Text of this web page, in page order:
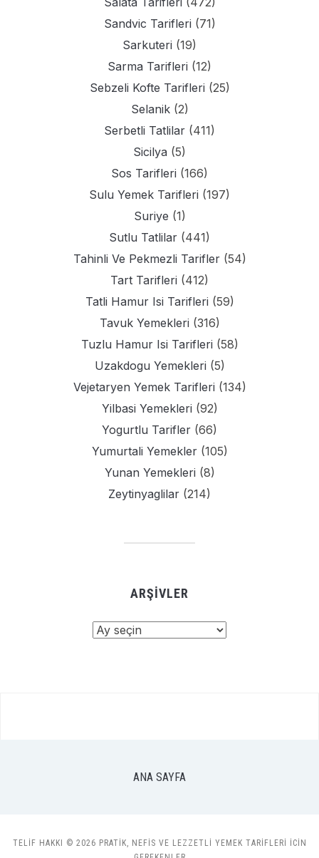
Sandvic Tarifleri (71)
Sarkuteri (19)
Sarma Tarifleri (12)
Sebzeli Kofte Tarifleri (25)
Selanik(2)
Serbetli Tatlilar (411)
Sicilya (5)
Sos Tarifleri (166)
Sulu Yemek Tarifleri (197)
Suriye (1)
Sutlu Tatlilar (441)
Tahinli Ve Pekmezli Tarifler(54)
Tart Tarifleri (412)
Tatli Hamur Isi Tarifleri (59)
Tavuk Yemekleri (316)
Tuzlu Hamur Isi Tarifleri (58)
Uzakdogu Yemekleri (5)
Vejetaryen Yemek Tarifleri (134)
Yilbasi Yemekleri (92)
Yogurtlu Tarifler (66)
Yumurtali Yemekler(105)
Yunan Yemekleri (8)
Zeytinyaglilar (214)
ARŞIVLER
ANA SAYFA
TELIF HAKKI © 2026 PRATIK, NEFIS VE LEZZETLI YEMEK TARIFLERI ICIN